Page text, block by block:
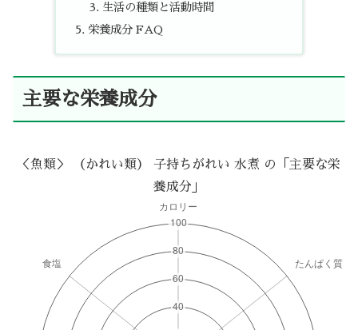
生活の種類と活動時間
栄養成分 FAQ
主要な栄養成分
＜魚類＞ （かれい類） 子持ちがれい 水煮 の「主要な栄
養成分」